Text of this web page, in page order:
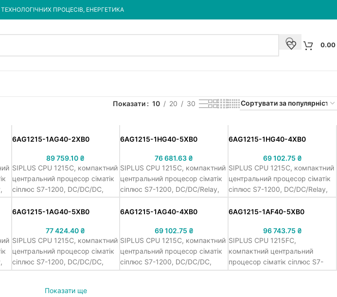
ПРОЦЕСІВ, ЕНЕРГЕТИКА
0.00
Показати 10 20 30
6AG1215-1AG40-2XB0
89 759.10 ₴
SIPLUS CPU 1215C, компактний
центральний процесор сіматік
сіплюс S7-1200, DC/DC/DC,
=24В напруга живлення, 14 DI
=24В, 10 DQ =24В/0.5А, 2
6AG1215-1HG40-5XB0
76 681.63 ₴
SIPLUS CPU 1215C, компактний
центральний процесор сіматік
сіплюс S7-1200, DC/DC/Relay,
=24В напруга живлення, 14 DI
=24В, 10 DQ relay/2.0А, 2
6AG1215-1HG40-4XB0
69 102.75 ₴
SIPLUS CPU 1215C, компактний
центральний процесор сіматік
сіплюс S7-1200, DC/DC/Relay,
=24В напруга живлення, 14 DI
=24В, 10 DQ relay/2.0А, 2
6AG1215-1AG40-5XB0
77 424.40 ₴
SIPLUS CPU 1215C, компактний
центральний процесор сіматік
сіплюс S7-1200, DC/DC/DC,
=24В напруга живлення, 14 DI
6AG1215-1AG40-4XB0
69 102.75 ₴
SIPLUS CPU 1215C, компактний
центральний процесор сіматік
сіплюс S7-1200, DC/DC/DC,
=24В напруга живлення, 14 DI
6AG1215-1AF40-5XB0
96 743.75 ₴
SIPLUS CPU 1215FC,
компактний центральний
процесор сіматік сіплюс S7-
1200, DC/DC/DC, =24В напруга
Показати ще